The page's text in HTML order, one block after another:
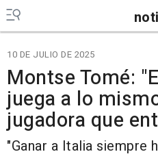
noti
10 DE JULIO DE 2025
Montse Tomé:
juega a lo
jugadora que
"Ganar a Italia siempre